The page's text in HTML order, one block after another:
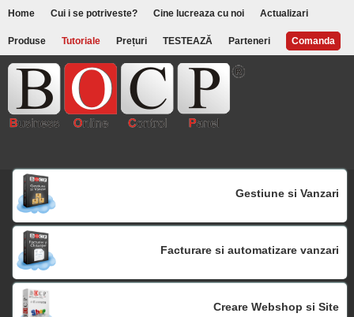
Home Cui i se potriveste? Cine lucreaza cu noi Actualizari
Produse Tutoriale Prețuri TESTEAZĂ Parteneri Comanda
Gestiune si Vanzari
Facturare si automatizare vanzari
Creare Webshop si Site